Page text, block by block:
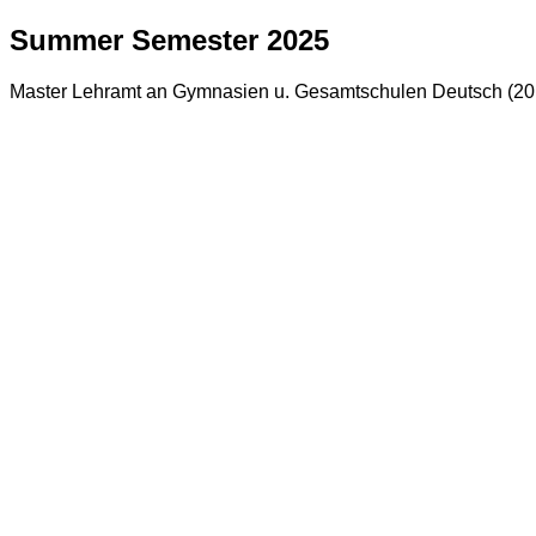
Summer Semester 2025
Master Lehramt an Gymnasien u. Gesamtschulen Deutsch